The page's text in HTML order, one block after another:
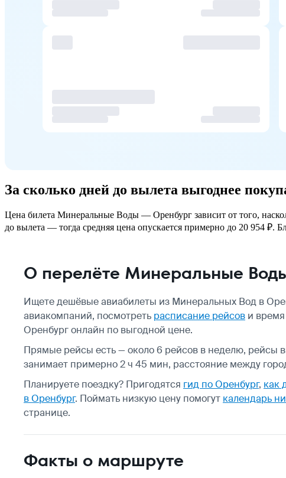
За сколько дней до вылета выгоднее
Цена билета Минеральные Воды — Оренбург зависит от того,
до вылета — тогда средняя цена опускается примерно до 20 954 ₽.
О перелёте Минеральные
Ищете дешёвые авиабилеты из Минеральных Вод в
авиакомпаний, посмотреть расписание рейсов и
Оренбург онлайн по выгодной цене.
Прямые рейсы есть — около 6 рейсов в неделю, рейсы
занимает примерно 2 ч 45 мин, расстояние между
Планируете поездку? Пригодятся гид по Оренбург, как
в Оренбург. Поймать низкую цену помогут календарь
странице.
Факты о маршруте